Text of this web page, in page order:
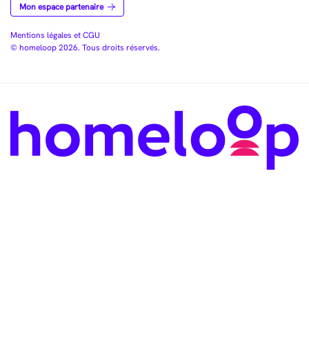
Mon espace partenaire
Mentions légales et CGU
© homeloop 2026. Tous droits réservés.